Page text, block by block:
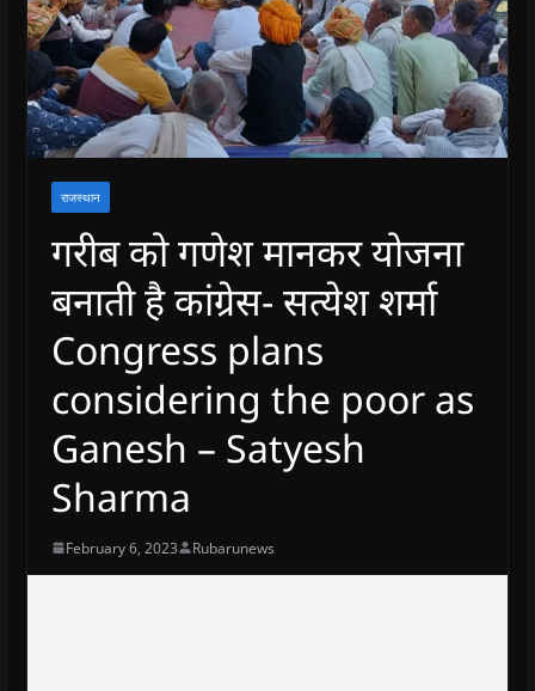
राजस्थान
गरीब को गणेश मानकर योजना
बनाती है कांग्रेस- सत्येश शर्मा
Congress plans
considering the poor as
Ganesh – Satyesh
Sharma
February 6, 2023 Rubarunews